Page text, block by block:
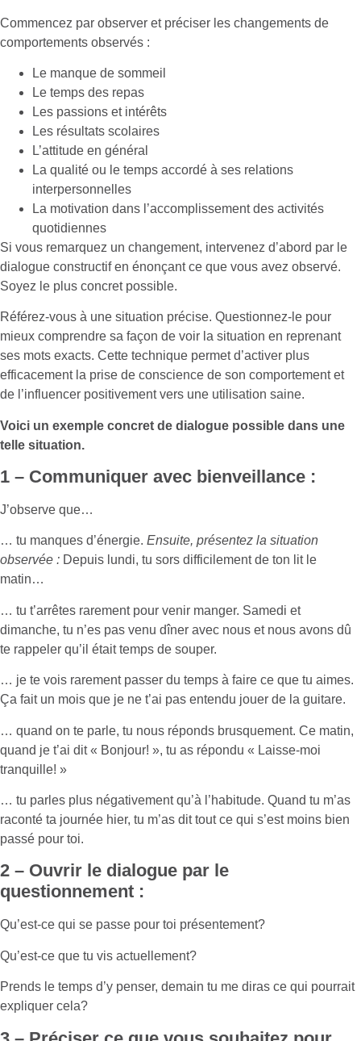
Commencez par observer et préciser les changements de
comportements observés :
Le manque de sommeil
Le temps des repas
Les passions et intérêts
Les résultats scolaires
L’attitude en général
La qualité ou le temps accordé à ses relations
interpersonnelles
La motivation dans l’accomplissement des activités
quotidiennes
Si vous remarquez un changement, intervenez d’abord par le
dialogue constructif en énonçant ce que vous avez observé.
Soyez le plus concret possible.
Référez-vous à une situation précise. Questionnez-le pour
mieux comprendre sa façon de voir la situation en reprenant
ses mots exacts. Cette technique permet d’activer plus
efficacement la prise de conscience de son comportement et
de l’influencer positivement vers une utilisation saine.
Voici un exemple concret de dialogue possible dans une
telle situation.
1 – Communiquer avec bienveillance :
J’observe que…
… tu manques d’énergie. Ensuite, présentez la situation
observée : Depuis lundi, tu sors difficilement de ton lit le
matin…
… tu t’arrêtes rarement pour venir manger. Samedi et
dimanche, tu n’es pas venu dîner avec nous et nous avons dû
te rappeler qu’il était temps de souper.
… je te vois rarement passer du temps à faire ce que tu aimes.
Ça fait un mois que je ne t’ai pas entendu jouer de la guitare.
… quand on te parle, tu nous réponds brusquement. Ce matin,
quand je t’ai dit « Bonjour! », tu as répondu « Laisse-moi
tranquille! »
… tu parles plus négativement qu’à l’habitude. Quand tu m’as
raconté ta journée hier, tu m’as dit tout ce qui s’est moins bien
passé pour toi.
2 – Ouvrir le dialogue par le
questionnement :
Qu’est-ce qui se passe pour toi présentement?
Qu’est-ce que tu vis actuellement?
Prends le temps d’y penser, demain tu me diras ce qui pourrait
expliquer cela?